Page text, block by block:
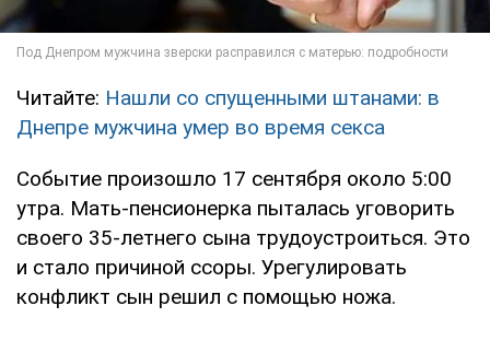
Читайте: Нашли со спущенными штанами: в
Днепре мужчина умер во время секса
Событие произошло 17 сентября около 5:00
утра. Мать-пенсионерка пыталась уговорить
своего 35-летнего сына трудоустроиться. Это
и стало причиной ссоры. Урегулировать
конфликт сын решил с помощью ножа.